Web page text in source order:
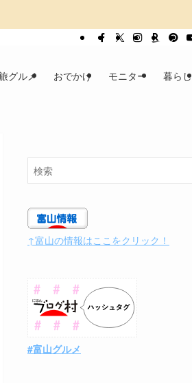
グルメ おでかけ モニター 暮らし
↑富山の情報はここをクリック！
#富山グルメ